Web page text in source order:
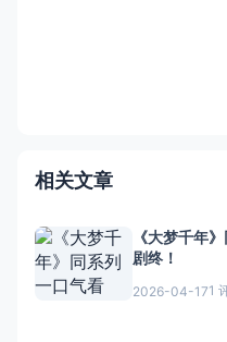
相关文章
《大梦千年
剧终！
2026-04-171